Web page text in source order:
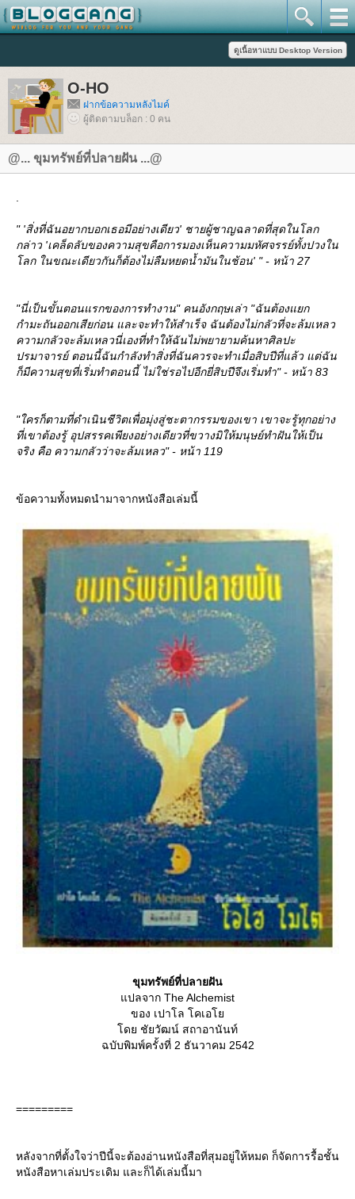
O-HO
ฝากข้อความหลังไมค์
ผู้ติดตามบล็อก : 0 คน
@... ขุมทรัพย์ที่ปลายฝัน ...@
" 'สิ่งที่ฉันอยากบอกเธอมีอย่างเดียว' ชายผู้ชาญฉลาดที่สุดในโลก
กล่าว 'เคล็ดลับของความสุขคือการมองเห็นความมหัศจรรย์ทั้งปวงใน
ลก ในขณะเดียวกันก็ต้องไม่ลืมหยดน้ำมันในช้อน' " - หน้า 27
"นี่เป็นขั้นตอนแรกของการทำงาน" คนอังกฤษเล่า "ฉันต้องแยก
กำมะถันออกเสียก่อน และจะทำให้สำเร็จ ฉันต้องไม่กลัวที่จะล้มเหลว
ความกลัวจะล้มเหลวนี่เองที่ทำให้ฉันไม่พยายามค้นหาศิลปะ
ปรมาจารย์ ตอนนี้ฉันกำลังทำสิ่งที่ฉันควรจะทำเมื่อสิบปีที่แล้ว แต่ฉัน
ก็มีความสุขที่เริ่มทำตอนนี้ ไม่ใช่รอไปอีกยี่สิบปีจึงเริ่มทำ" - หน้า 83
"ใครก็ตามที่ดำเนินชีวิตเพื่อมุ่งสู่ชะตากรรมของเขา เขาจะรู้ทุกอย่าง
ที่เขาต้องรู้ อุปสรรคเพียงอย่างเดียวที่ขวางมิให้มนุษย์ทำฝันให้เป็น
จริง คือ ความกลัวว่าจะล้มเหลว" - หน้า 119
ข้อความทั้งหมดนำมาจากหนังสือเล่มนี้
ขุมทรัพย์ที่ปลายฝัน
ปลจาก The Alchemist
ของ เปาโล โคเอ
ดย ชัยวัฒน์ สถาอานันท์
ฉบับพิมพ์ครั้งที่ 2 ธันวาคม 2542
=========
หลังจากที่ตั้งใจว่าปีนี้จะต้องอ่านหนังสือที่สุมอยู่ให้หมด ก็จัดการรื้อชั้น
หนังสือหาเล่มประเดิม และก็ได้เล่มนี้มา